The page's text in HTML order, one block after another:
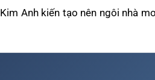
Anh kiến tạo nên ngôi nhà